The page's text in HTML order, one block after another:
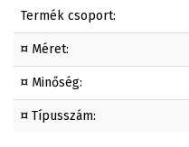
Termék csoport:
¤ Méret:
¤ Minőség:
¤ Típusszám: